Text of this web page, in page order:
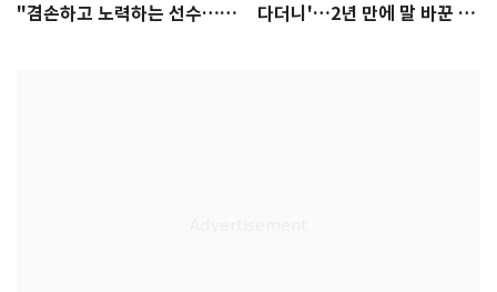
"겸손하고 노력하는 선수…좋
다더니'…2년 만에 말 바꾼 이